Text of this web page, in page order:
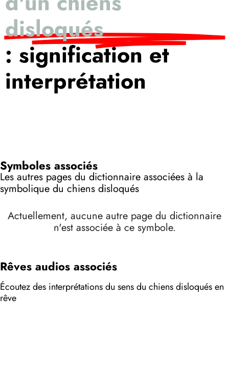
disloqués
: signification et
interprétation
Symboles associés
Les autres pages du dictionnaire associées à la
symbolique du chiens disloqués
Actuellement, aucune autre page du dictionnaire
n'est associée à ce symbole.
Rêves audios associés
Écoutez des interprétations du sens du chiens disloqués en
rêve